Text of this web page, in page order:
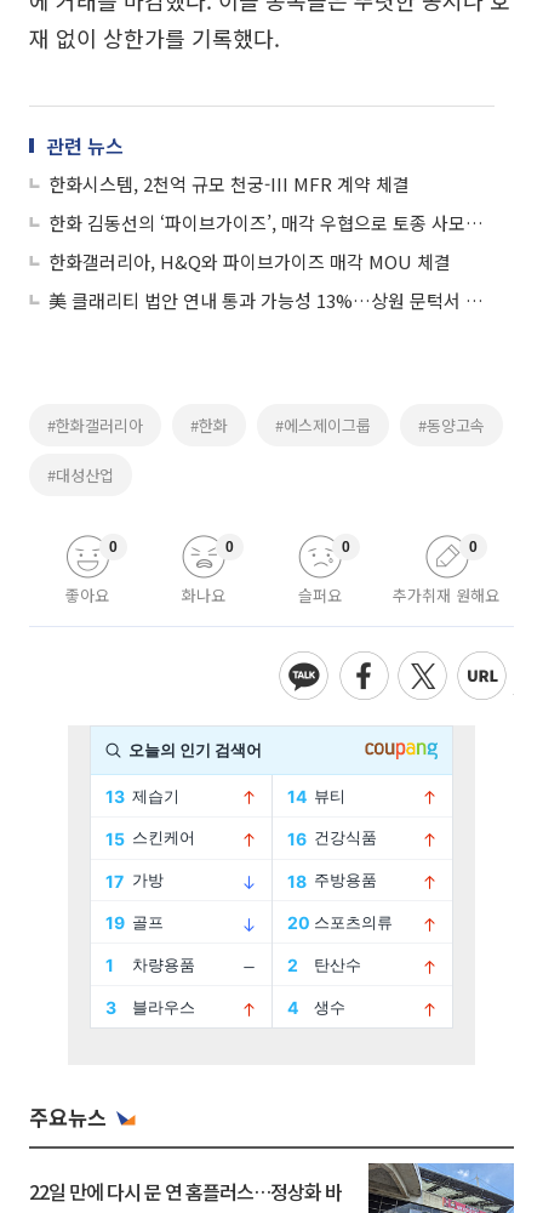
재 없이 상한가를 기록했다.
관련 뉴스
한화시스템, 2천억 규모 천궁-III MFR 계약 체결
한화 김동선의 ‘파이브가이즈’, 매각 우협으로 토종 사모펀드 H&Q 선정
한화갤러리아, H&Q와 파이브가이즈 매각 MOU 체결
美 클래리티 법안 연내 통과 가능성 13%…상원 문턱서 제동
#한화갤러리아 #한화 #에스제이그룹 #동양고속
#대성산업
좋아요
0
화나요
0
슬퍼요
0
추가취재 원해요
0
주요뉴스
22일 만에 다시 문 연 홈플러스…정상화 바